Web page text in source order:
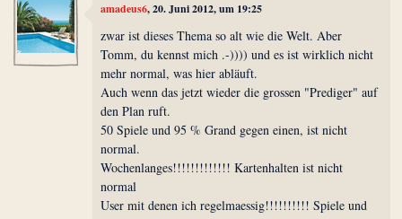
amadeus6, 20. Juni 2012, um 19:25
zwar ist dieses Thema so alt wie die Welt. Aber
Tomm, du kennst mich .-)))) und es ist wirklich nicht
mehr normal, was hier abläuft.
Auch wenn das jetzt wieder die grossen "Prediger" auf
den Plan ruft.
50 Spiele und 95 % Grand gegen einen, ist nicht
normal.
Wochenlanges!!!!!!!!!!!!! Kartenhalten ist nicht
normal
User mit denen ich regelmaessig!!!!!!!!!! Spiele und